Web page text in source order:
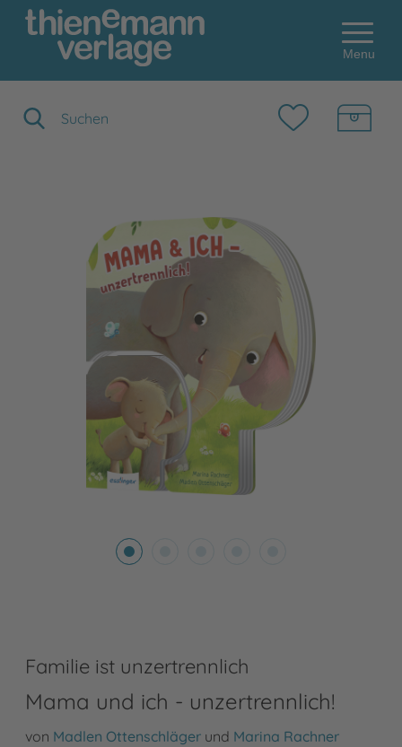
Menu
Familie ist unzertrennlich
Mama und ich - unzertrennlich!
von Madlen Ottenschläger und Marina Rachner